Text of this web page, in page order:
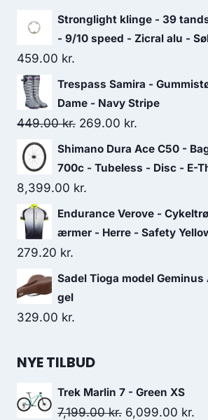
Stronglight klinge - 39
- 9/10 speed - Zicral alu -
459.00 kr.
Trespass Samira -
Dame - Navy Stripe
449.00kr. Original
price
was:
449.00 kr..
269.00 kr.
price
is:
Shimano Dura Ace C50 -
700c - Tubeless - Disc - E-
8,399.00 kr.
Endurance Verove -
ærmer - Herre - Safety
279.20 kr.
Sadel Tioga model Geminus
gel
329.00 kr.
NYE TILBUD
Trek Marlin 7 - Green XS
7,199.00kr. Original
6,099.00 kr.